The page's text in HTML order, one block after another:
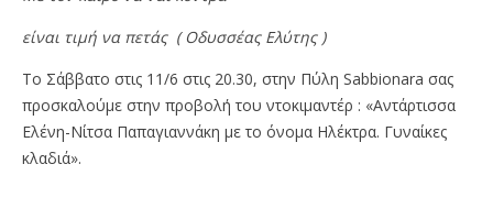
είναι τιμή να πετάς ( Οδυσσέας Ελύτης )
To Σάββατο στις 11/6 στις 20.30, στην Πύλη Sabbionara σας
προσκαλούμε στην προβολή του ντοκιμαντέρ : «Αντάρτισσα
Ελένη-Νίτσα Παπαγιαννάκη με το όνομα Ηλέκτρα. Γυναίκες
κλαδιά».